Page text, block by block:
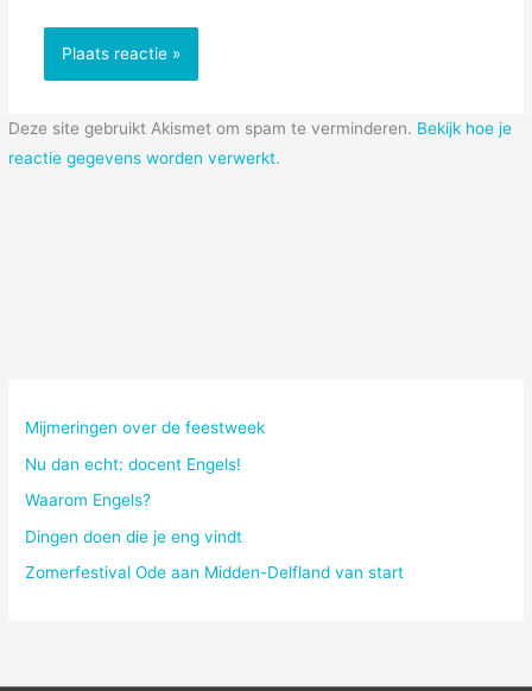
Deze site gebruikt Akismet om spam te verminderen. Bekijk hoe je
reactie gegevens worden verwerkt.
Mijmeringen over de feestweek
Nu dan echt: docent Engels!
Waarom Engels?
Dingen doen die je eng vindt
Zomerfestival Ode aan Midden-Delfland van start